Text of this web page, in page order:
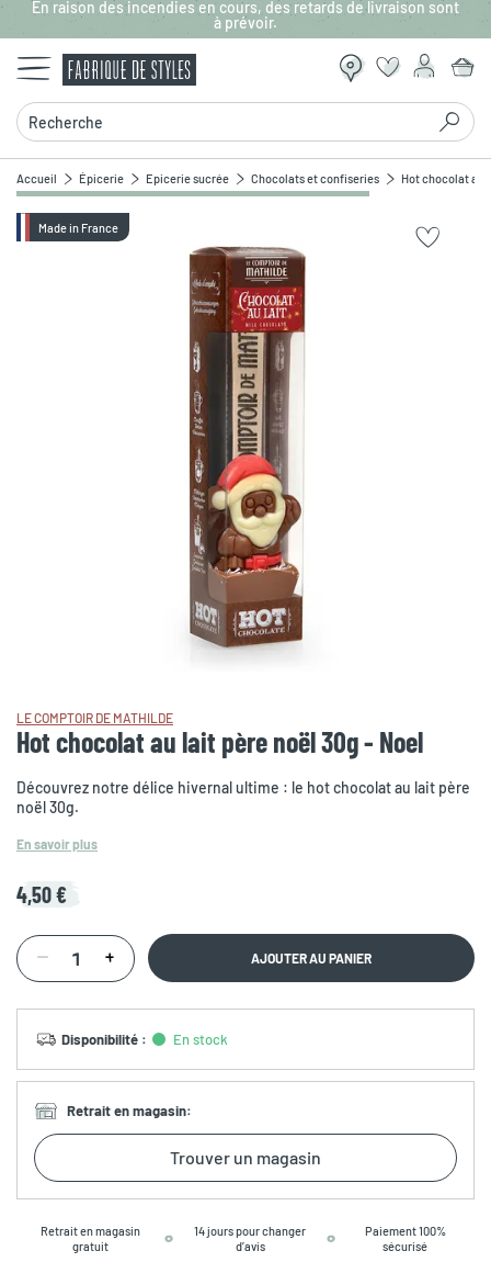
Aller au contenu principal
En raison des incendies en cours, des retards de livraison sont
à prévoir.
Recherche
Accueil Épicerie Epicerie sucrée Chocolats et confiseries Hot chocolat au
Made in France
LE COMPTOIR DE MATHILDE
Hot chocolat au lait père noël 30g - Noel
Découvrez notre délice hivernal ultime : le hot chocolat au lait père
noël 30g.
En savoir plus
4,50 €
AJOUTER AU PANIER
Disponibilité : En stock
Retrait en magasin:
Trouver un magasin
Retrait en magasin
gratuit
14 jours pour changer
d’avis
Paiement 100%
sécurisé